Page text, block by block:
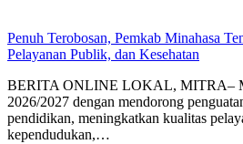
Penuh Terobosan, Pemkab Minahasa
Pelayanan Publik, dan Kesehatan
BERITA ONLINE LOKAL, MITRA–
2026/2027 dengan mendorong
pendidikan, meningkatkan kualitas
kependudukan,…